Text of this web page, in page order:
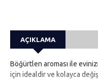
AÇIKLAMA
Böğürtlen aroması ile
için idealdir ve kolayca